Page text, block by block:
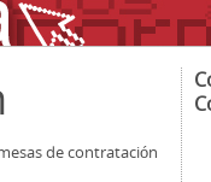
de contratación